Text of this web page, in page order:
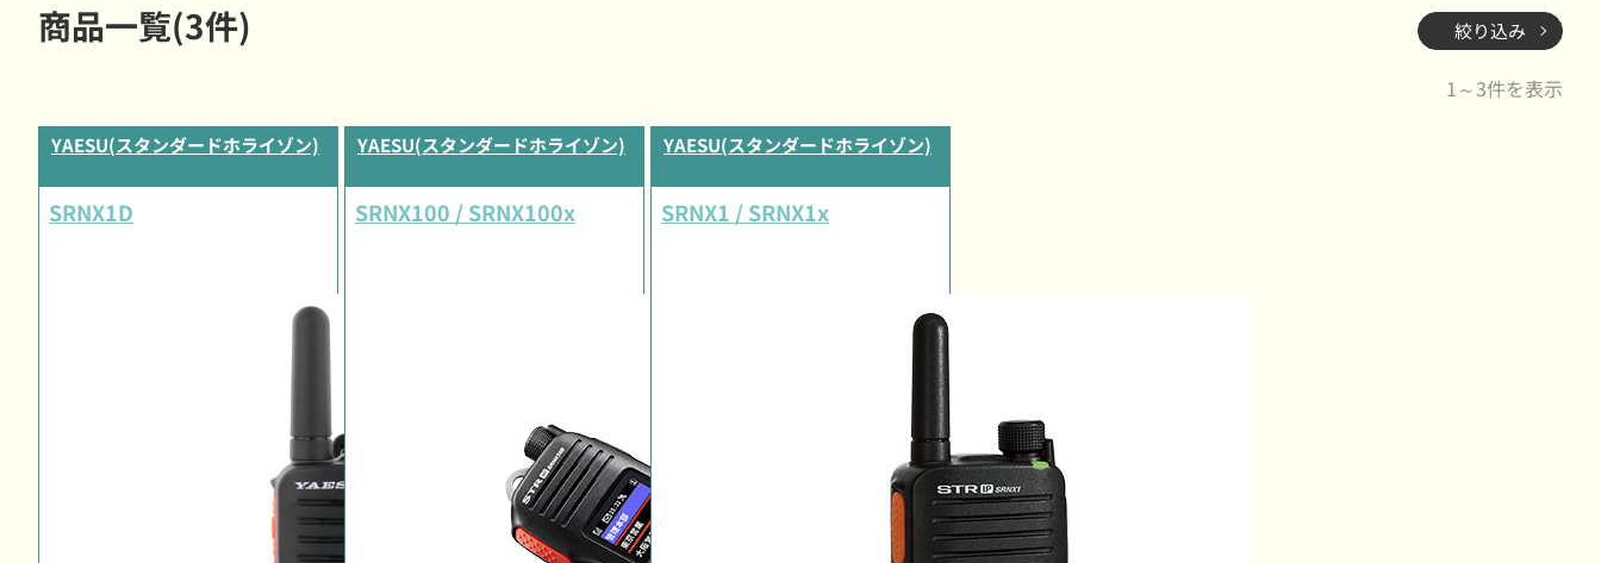
商品一覧(3件) 絞り込み
1～3件を表示
YAESU(スタンダードホライゾン)
SRNX1D
YAESU(スタンダードホライゾン)
SRNX100 / SRNX100x
YAESU(スタンダードホライゾン)
SRNX1 / SRNX1x